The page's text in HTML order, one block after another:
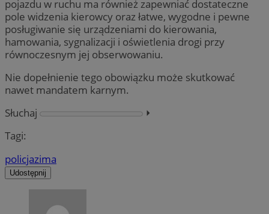
pojazdu w ruchu ma również zapewniać dostateczne
pole widzenia kierowcy oraz łatwe, wygodne i pewne
posługiwanie się urządzeniami do kierowania,
hamowania, sygnalizacji i oświetlenia drogi przy
równoczesnym jej obserwowaniu.
Nie dopełnienie tego obowiązku może skutkować
nawet mandatem karnym.
Słuchaj
⏵︎
Tagi:
policjazima
Udostępnij